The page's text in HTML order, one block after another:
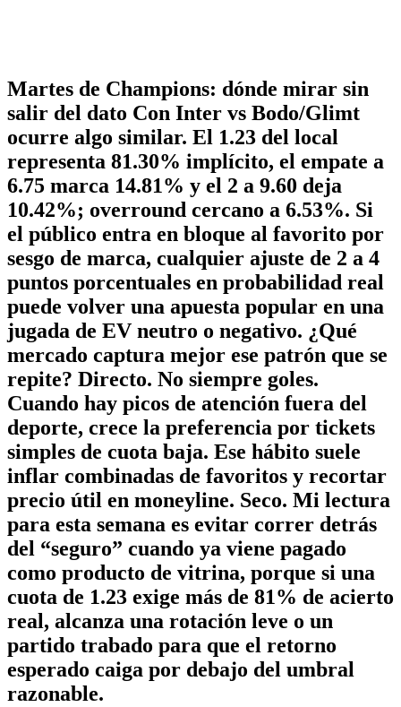
Martes de Champions: dónde mirar sin
salir del dato Con Inter vs Bodo/Glimt
ocurre algo similar. El 1.23 del local
representa 81.30% implícito, el empate a
6.75 marca 14.81% y el 2 a 9.60 deja
10.42%; overround cercano a 6.53%. Si
el público entra en bloque al favorito por
sesgo de marca, cualquier ajuste de 2 a 4
puntos porcentuales en probabilidad real
puede volver una apuesta popular en una
jugada de EV neutro o negativo. ¿Qué
mercado captura mejor ese patrón que se
repite? Directo. No siempre goles.
Cuando hay picos de atención fuera del
deporte, crece la preferencia por tickets
simples de cuota baja. Ese hábito suele
inflar combinadas de favoritos y recortar
precio útil en moneyline. Seco. Mi lectura
para esta semana es evitar correr detrás
del “seguro” cuando ya viene pagado
como producto de vitrina, porque si una
cuota de 1.23 exige más de 81% de acierto
real, alcanza una rotación leve o un
partido trabado para que el retorno
esperado caiga por debajo del umbral
razonable.